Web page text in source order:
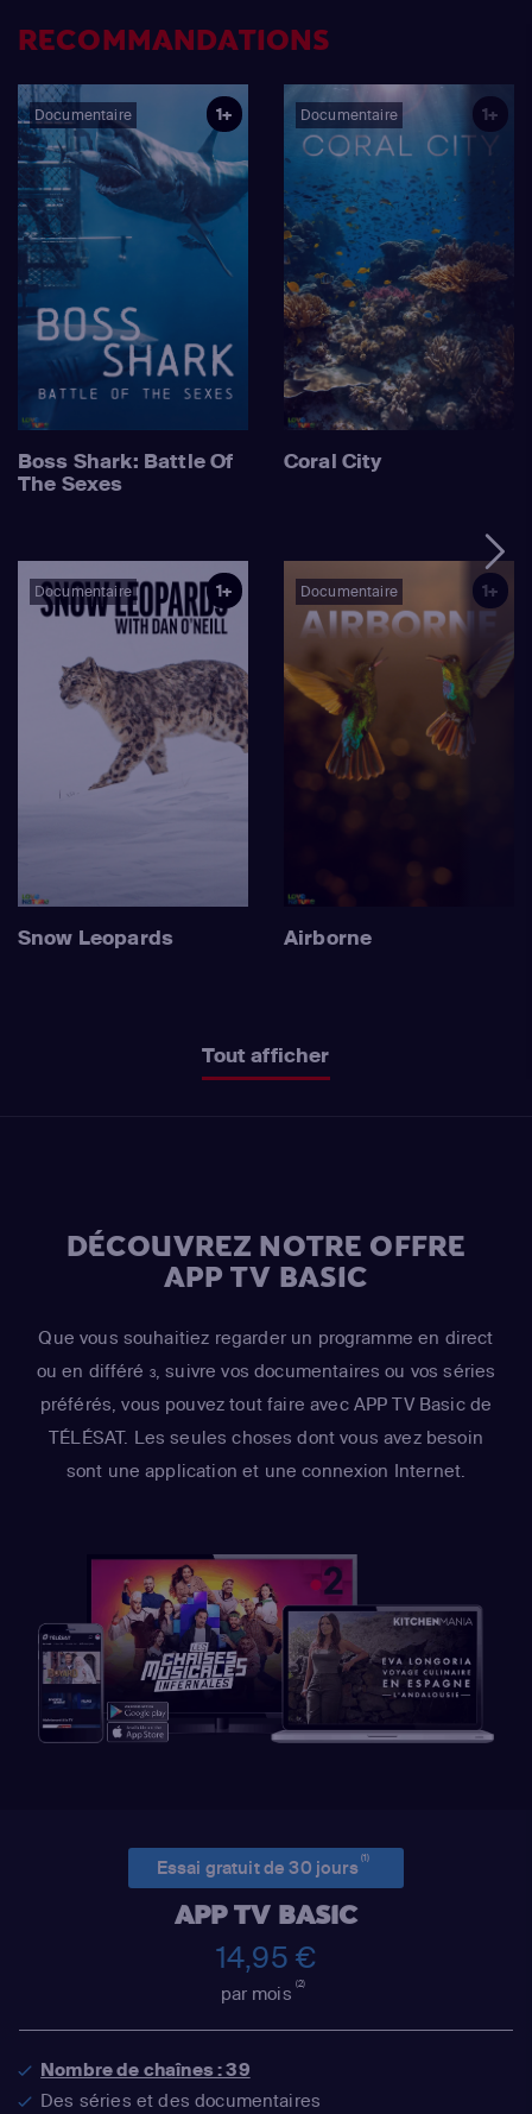
RECOMMANDATIONS
Documentaire 1+
Boss Shark: Battle Of
The Sexes
Documentaire 1+
Coral City
Documentaire 1+
Snow Leopards
Documentaire 1+
Airborne
Tout afficher
DÉCOUVREZ NOTRE OFFRE
APP TV BASIC
Que vous souhaitiez regarder un programme en direct
ou en différé 3, suivre vos documentaires ou vos séries
préférés, vous pouvez tout faire avec APP TV Basic de
TÉLÉSAT. Les seules choses dont vous avez besoin
sont une application et une connexion Internet.
Essai gratuit de 30 jours(1)
APP TV BASIC
14,95 €
par mois(2)
Nombre de chaînes : 39
Des séries et des documentaires